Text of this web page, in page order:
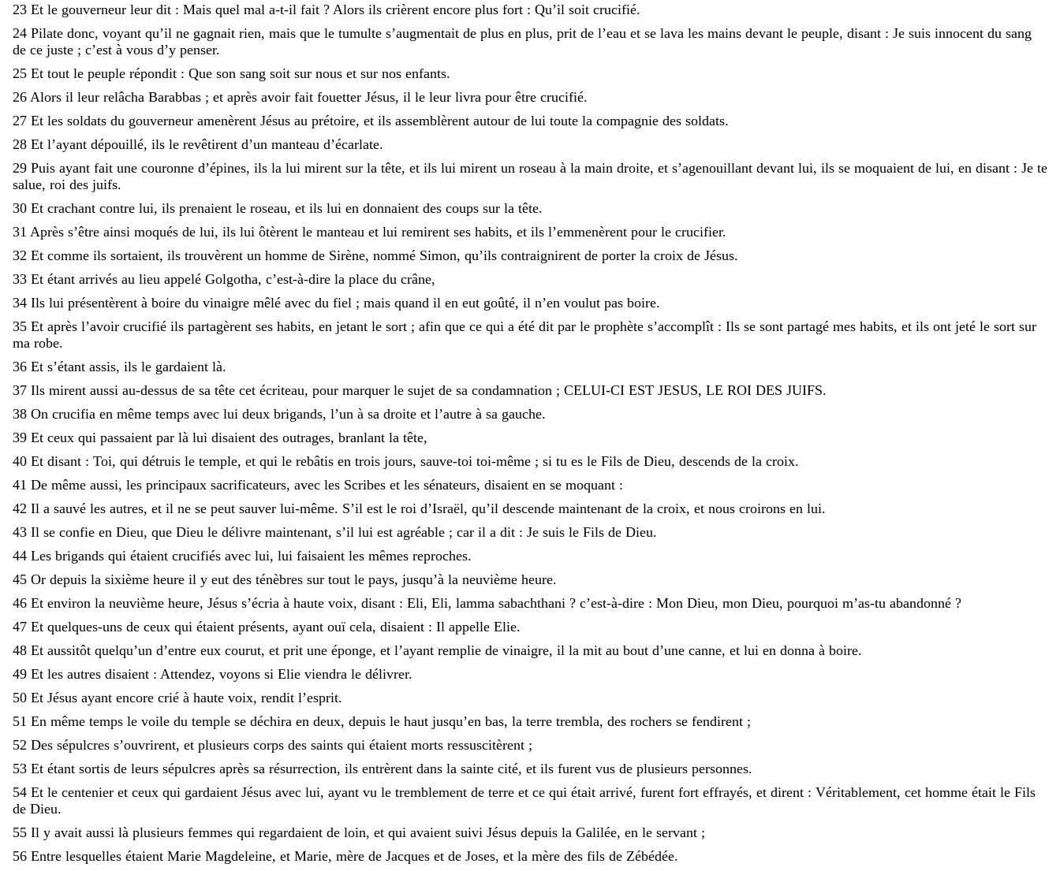
23 Et le gouverneur leur dit : Mais quel mal a-t-il fait ? Alors ils crièrent encore plus fort : Qu’il soit crucifié.
24 Pilate donc, voyant qu’il ne gagnait rien, mais que le tumulte s’augmentait de plus en plus, prit de l’eau et se lava les mains devant le peuple, disant : Je suis innocent du sang
de ce juste ; c’est à vous d’y penser.
25 Et tout le peuple répondit : Que son sang soit sur nous et sur nos enfants.
26 Alors il leur relâcha Barabbas ; et après avoir fait fouetter Jésus, il le leur livra pour être crucifié.
27 Et les soldats du gouverneur amenèrent Jésus au prétoire, et ils assemblèrent autour de lui toute la compagnie des soldats.
28 Et l’ayant dépouillé, ils le revêtirent d’un manteau d’écarlate.
29 Puis ayant fait une couronne d’épines, ils la lui mirent sur la tête, et ils lui mirent un roseau à la main droite, et s’agenouillant devant lui, ils se moquaient de lui, en disant : Je te
salue, roi des juifs.
30 Et crachant contre lui, ils prenaient le roseau, et ils lui en donnaient des coups sur la tête.
31 Après s’être ainsi moqués de lui, ils lui ôtèrent le manteau et lui remirent ses habits, et ils l’emmenèrent pour le crucifier.
32 Et comme ils sortaient, ils trouvèrent un homme de Sirène, nommé Simon, qu’ils contraignirent de porter la croix de Jésus.
33 Et étant arrivés au lieu appelé Golgotha, c’est-à-dire la place du crâne,
34 Ils lui présentèrent à boire du vinaigre mêlé avec du fiel ; mais quand il en eut goûté, il n’en voulut pas boire.
35 Et après l’avoir crucifié ils partagèrent ses habits, en jetant le sort ; afin que ce qui a été dit par le prophète s’accomplît : Ils se sont partagé mes habits, et ils ont jeté le sort sur
ma robe.
36 Et s’étant assis, ils le gardaient là.
37 Ils mirent aussi au-dessus de sa tête cet écriteau, pour marquer le sujet de sa condamnation ; CELUI-CI EST JESUS, LE ROI DES JUIFS.
38 On crucifia en même temps avec lui deux brigands, l’un à sa droite et l’autre à sa gauche.
39 Et ceux qui passaient par là lui disaient des outrages, branlant la tête,
40 Et disant : Toi, qui détruis le temple, et qui le rebâtis en trois jours, sauve-toi toi-même ; si tu es le Fils de Dieu, descends de la croix.
41 De même aussi, les principaux sacrificateurs, avec les Scribes et les sénateurs, disaient en se moquant :
42 Il a sauvé les autres, et il ne se peut sauver lui-même. S’il est le roi d’Israël, qu’il descende maintenant de la croix, et nous croirons en lui.
43 Il se confie en Dieu, que Dieu le délivre maintenant, s’il lui est agréable ; car il a dit : Je suis le Fils de Dieu.
44 Les brigands qui étaient crucifiés avec lui, lui faisaient les mêmes reproches.
45 Or depuis la sixième heure il y eut des ténèbres sur tout le pays, jusqu’à la neuvième heure.
46 Et environ la neuvième heure, Jésus s’écria à haute voix, disant : Eli, Eli, lamma sabachthani ? c’est-à-dire : Mon Dieu, mon Dieu, pourquoi m’as-tu abandonné ?
47 Et quelques-uns de ceux qui étaient présents, ayant ouï cela, disaient : Il appelle Elie.
48 Et aussitôt quelqu’un d’entre eux courut, et prit une éponge, et l’ayant remplie de vinaigre, il la mit au bout d’une canne, et lui en donna à boire.
49 Et les autres disaient : Attendez, voyons si Elie viendra le délivrer.
50 Et Jésus ayant encore crié à haute voix, rendit l’esprit.
51 En même temps le voile du temple se déchira en deux, depuis le haut jusqu’en bas, la terre trembla, des rochers se fendirent ;
52 Des sépulcres s’ouvrirent, et plusieurs corps des saints qui étaient morts ressuscitèrent ;
53 Et étant sortis de leurs sépulcres après sa résurrection, ils entrèrent dans la sainte cité, et ils furent vus de plusieurs personnes.
54 Et le centenier et ceux qui gardaient Jésus avec lui, ayant vu le tremblement de terre et ce qui était arrivé, furent fort effrayés, et dirent : Véritablement, cet homme était le Fils
de Dieu.
55 Il y avait aussi là plusieurs femmes qui regardaient de loin, et qui avaient suivi Jésus depuis la Galilée, en le servant ;
56 Entre lesquelles étaient Marie Magdeleine, et Marie, mère de Jacques et de Joses, et la mère des fils de Zébédée.